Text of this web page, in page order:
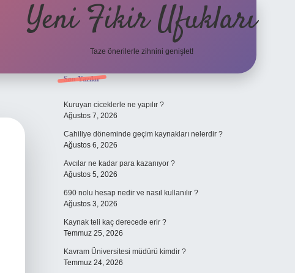
Yeni Fikir Ufukları
Taze önerilerle zihnini genişlet!
Sidebar
Son Yazılar
Kuruyan ciceklerle ne yapılır ?
Ağustos 7, 2026
Cahiliye döneminde geçim kaynakları nelerdir ?
Ağustos 6, 2026
Avcılar ne kadar para kazanıyor ?
Ağustos 5, 2026
690 nolu hesap nedir ve nasıl kullanılır ?
Ağustos 3, 2026
Kaynak teli kaç derecede erir ?
Temmuz 25, 2026
Kavram Üniversitesi müdürü kimdir ?
Temmuz 24, 2026